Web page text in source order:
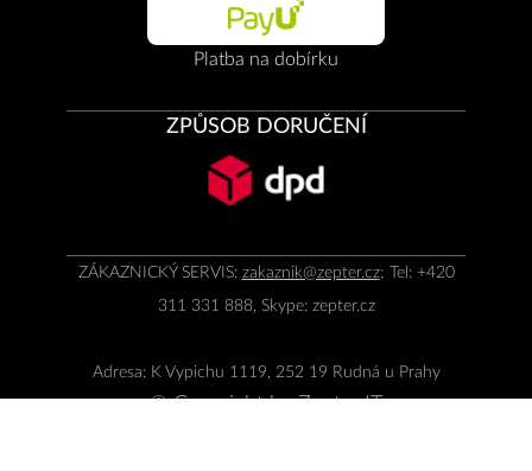
Platba na dobírku
ZPŮSOB DORUČENÍ
ZÁKAZNICKÝ SERVIS: zakaznik@zepter.cz; Tel: +420
311 331 888, Skype: zepter.cz
Adresa: K Vypichu 1119, 252 19 Rudná u Prahy
© Copyright byZepter IT